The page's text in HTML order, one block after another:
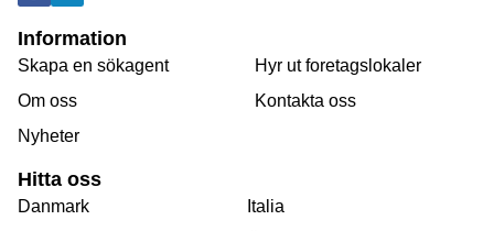
Information
Skapa en sökagent
Om oss
Nyheter
Hyr ut foretagslokaler
Kontakta oss
Hitta oss
Danmark
Italia